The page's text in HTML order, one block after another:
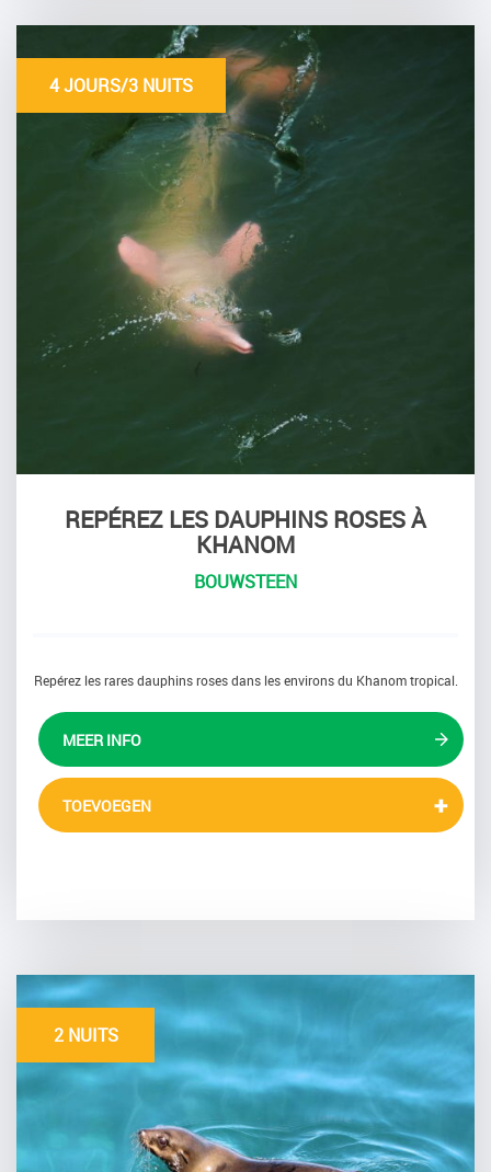
4 JOURS/3 NUITS
REPÉREZ LES DAUPHINS ROSES À
KHANOM
BOUWSTEEN
Repérez les rares dauphins roses dans les environs du Khanom tropical.
MEER INFO
TOEVOEGEN
2 NUITS